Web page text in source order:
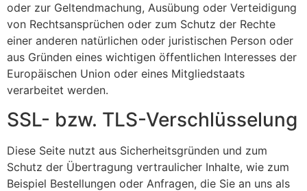
oder zur Geltendmachung, Ausübung oder Verteidigung
von Rechtsansprüchen oder zum Schutz der Rechte
einer anderen natürlichen oder juristischen Person oder
aus Gründen eines wichtigen öffentlichen Interesses der
Europäischen Union oder eines Mitgliedstaats
verarbeitet werden.
SSL- bzw. TLS-Verschlüsselung
Diese Seite nutzt aus Sicherheitsgründen und zum
Schutz der Übertragung vertraulicher Inhalte, wie zum
Beispiel Bestellungen oder Anfragen, die Sie an uns als